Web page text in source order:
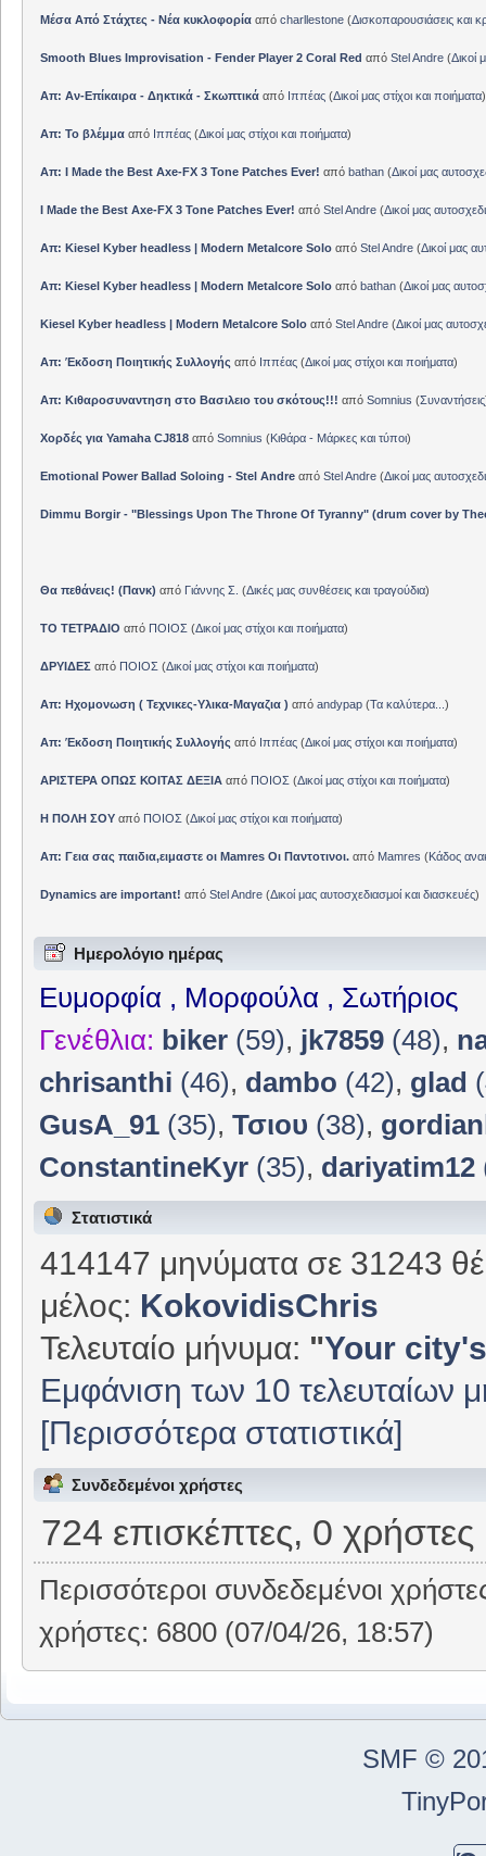
Μέσα Από Στάχτες - Νέα κυκλοφορίααπό charllestone(Δισκοπαρουσιάσεις και
Smooth Blues Improvisation - Fender Player 2 Coral Red από Stel Andre(Δικοί
Απ: Αν-Επίκαιρα - Δηκτικά - Σκωπτικά από Ιππέας(Δικοί μας στίχοι και ποιήματα)
Απ: Το βλέμμα από Ιππέας(Δικοί μας στίχοι και ποιήματα)
Απ: I Made the Best Axe-FX 3 Tone Patches Ever! από bathan(Δικοί μας
I Made the Best Axe-FX 3 Tone Patches Ever! από Stel Andre(Δικοί μας
Απ: Kiesel Kyber headless | Modern Metalcore Solo από Stel Andre(Δικοί μας
Απ: Kiesel Kyber headless | Modern Metalcore Solo από bathan(Δικοί μας
Kiesel Kyber headless | Modern Metalcore Solo από Stel Andre(Δικοί μας
Απ: Έκδοση Ποιητικής Συλλογής από Ιππέας(Δικοί μας στίχοι και ποιήματα)
Απ: Κιθαροσυναντηση στο Βασιλειο του σκότους!!! από Somnius (Συναντήσεις
Χορδές για Yamaha CJ818από Somnius (Κιθάρα - Μάρκες και τύποι)
Emotional Power Ballad Soloing - Stel Andreαπό Stel Andre(Δικοί μας
Dimmu Borgir - "Blessings Upon The Throne Of Tyranny" (drum cover by
Θα πεθάνεις! (Πανκ) από Γιάννης Σ. (Δικές μας συνθέσεις και τραγούδια)
ΤΟ ΤΕΤΡΑΔΙΟ από ΠΟΙΟΣ (Δικοί μας στίχοι και ποιήματα)
ΔΡΥΙΔΕΣ από ΠΟΙΟΣ (Δικοί μας στίχοι και ποιήματα)
Απ: Ηχομονωση ( Τεχνικες-Υλικα-Μαγαζια ) από andypap(Τα καλύτερα... )
Απ: Έκδοση Ποιητικής Συλλογής από Ιππέας(Δικοί μας στίχοι και ποιήματα)
ΑΡΙΣΤΕΡΑ ΟΠΩΣ ΚΟΙΤΑΣ ΔΕΞΙΑαπό ΠΟΙΟΣ (Δικοί μας στίχοι και ποιήματα)
Η ΠΟΛΗ ΣΟΥαπό ΠΟΙΟΣ (Δικοί μας στίχοι και ποιήματα)
Απ: Γεια σας παιδια,ειμαστε οι Mamres Οι Παντοτινοι.από Mamres (Κάδος
Dynamics are important! από Stel Andre(Δικοί μας αυτοσχεδιασμοί και διασκευές)
Ημερολόγιο ημέρας
Ευμορφία , Μορφούλα , Σωτήριος
Γενέθλια: biker (59), jk7859 (48),
chrisanthi (46), dambo (42), glad
GusA_91 (35),Τσιου (38),
ConstantineKyr (35), dariyatim12
Στατιστικά
414147 μηνύματα σε 31243
μέλος: KokovidisChris
Τελευταίο μήνυμα: "Your
Εμφάνιση των 10 τελευταίων
[Περισσότερα στατιστικά]
Συνδεδεμένοι χρήστες
724 επισκέπτες, 0 χρήστες
Περισσότεροι συνδεδεμένοι
χρήστες: 6800 (07/04/26, 18:57)
SMF ©